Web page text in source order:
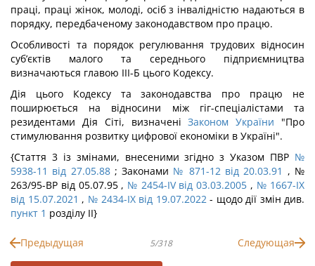
праці, праці жінок, молоді, осіб з інвалідністю надаються в
порядку, передбаченому законодавством про працю.
Особливості та порядок регулювання трудових відносин
суб’єктів малого та середнього підприємництва
визначаються главою III-Б цього Кодексу.
Дія цього Кодексу та законодавства про працю не
поширюється на відносини між гіг-спеціалістами та
резидентами Дія Сіті, визначеніЗаконом України "Про
стимулювання розвитку цифрової економіки в Україні".
{Стаття 3 із змінами, внесеними згідно з Указом ПВР №
5938-11 від 27.05.88; Законами № 871-12 від 20.03.91 , №
263/95-ВР від 05.07.95 , № 2454-IV від 03.03.2005 , № 1667-IX
від 15.07.2021 , № 2434-IX від 19.07.2022- щодо дії змін див.
пункт 1 розділу II}
Предыдущая 5/318 Следующая